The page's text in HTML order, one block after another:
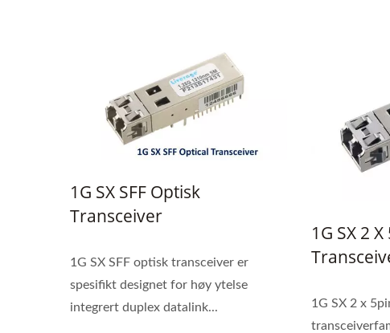
1G SX SFF Optisk
Transceiver
1G SX SFF optisk transceiver er
spesifikt designet for høy ytelse
integrert duplex datalink...
1G SX 2
1G SX 2 x